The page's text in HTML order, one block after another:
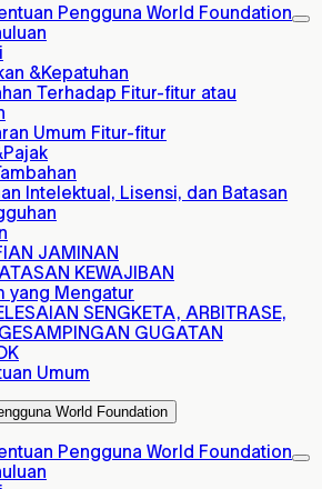
Pengguna World Foundation
&Kepatuhan
Terhadap Fitur-fitur atau
Umum Fitur-fitur
Intelektual, Lisensi, dan Batasan
JAMINAN
KEWAJIBAN
yang Mengatur
SENGKETA, ARBITRASE,
GUGATAN
Umum
World Foundation
Pengguna World Foundation